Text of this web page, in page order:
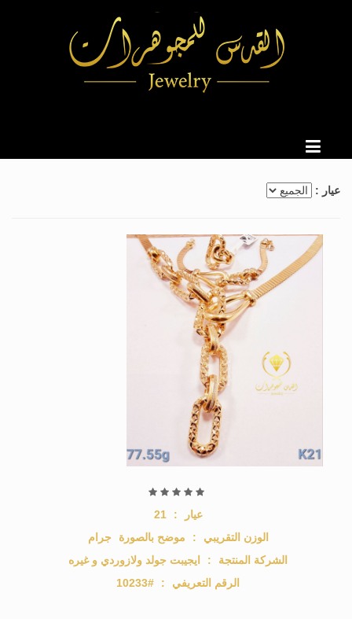
عيار :
عيار :
21
الوزن التقريبي
: موضح بالصورة
جرام
الشركة المنتجة
:
ايجيبت جولد ولازوردي و غيره
الرقم التعريفي
:
#10233